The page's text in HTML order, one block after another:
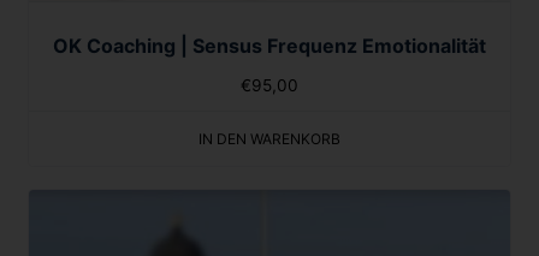
OK Coaching | Sensus Frequenz Emotionalität
€95,00
IN DEN WARENKORB